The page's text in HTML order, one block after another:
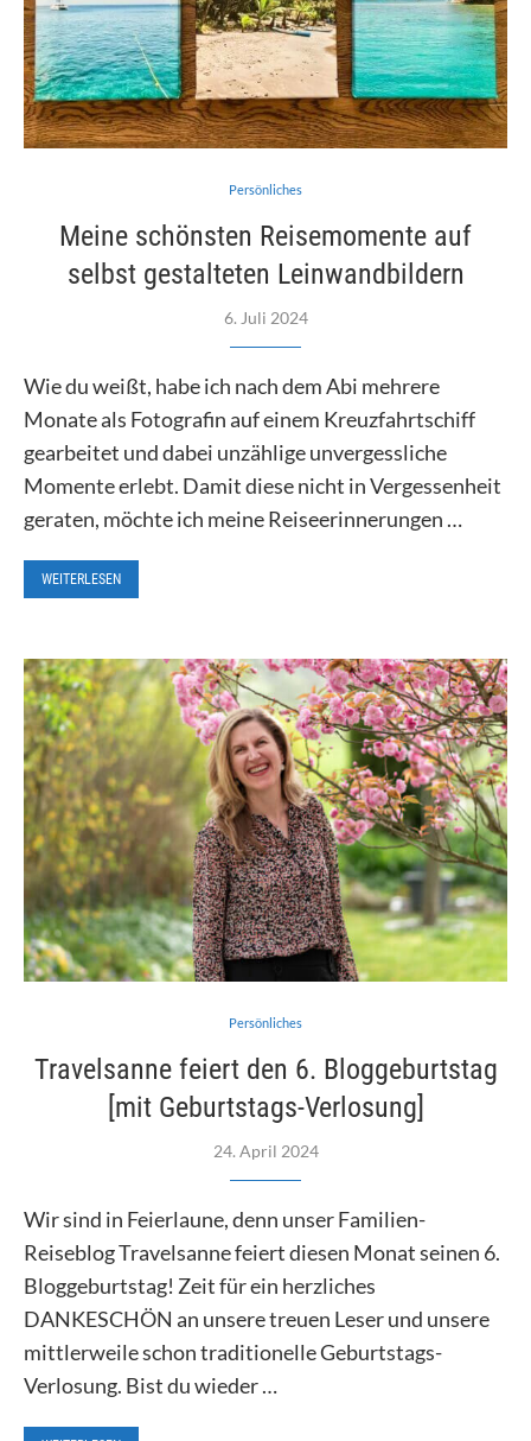
Persönliches
Meine schönsten Reisemomente auf
selbst gestalteten Leinwandbildern
6. Juli 2024
Wie du weißt, habe ich nach dem Abi mehrere
Monate als Fotografin auf einem Kreuzfahrtschiff
gearbeitet und dabei unzählige unvergessliche
Momente erlebt. Damit diese nicht in Vergessenheit
geraten, möchte ich meine Reiseerinnerungen …
WEITERLESEN
Persönliches
Travelsanne feiert den 6. Bloggeburtstag
[mit Geburtstags-Verlosung]
24. April 2024
Wir sind in Feierlaune, denn unser Familien-
Reiseblog Travelsanne feiert diesen Monat seinen 6.
Bloggeburtstag! Zeit für ein herzliches
DANKESCHÖN an unsere treuen Leser und unsere
mittlerweile schon traditionelle Geburtstags-
Verlosung. Bist du wieder …